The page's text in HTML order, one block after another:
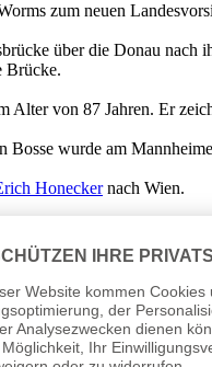
zum neuen
über die Donau
Brücke.
von 87 Jahren. Er
wurde am
Honeckernach Wien.
Sadat die
Die Liga wurde als
Vorsitzender der
wichtiger